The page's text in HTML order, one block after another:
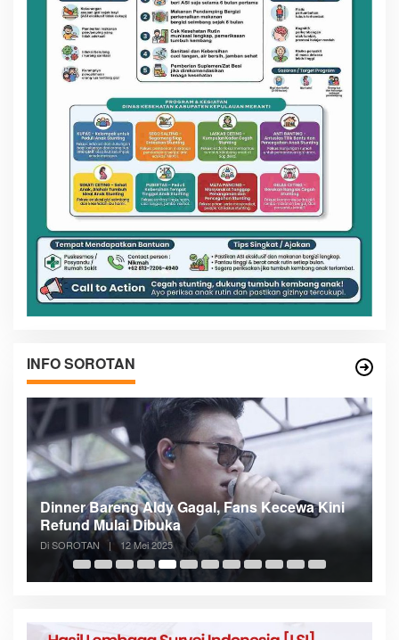
INFO SOROTAN
Dinner Bareng Aldy Gagal, Fans Kecewa Kini
Refund Mulai Dibuka
Di SOROTAN | 12 Mei 2025